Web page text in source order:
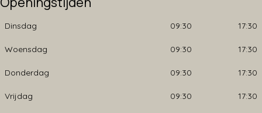
Dinsdag 09:30 17:30
Woensdag 09:30 17:30
Donderdag 09:30 17:30
Vrijdag 09:30 17:30